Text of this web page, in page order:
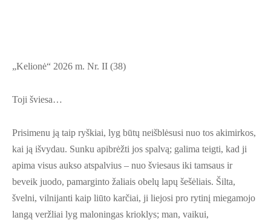
„Kelionė“ 2026 m. Nr. II (38)
Toji šviesa…
Prisimenu ją taip ryškiai, lyg būtų neišblėsusi nuo tos akimirkos,
kai ją išvydau. Sunku apibrėžti jos spalvą; galima teigti, kad ji
apima visus aukso atspalvius – nuo šviesaus iki tamsaus ir
beveik juodo, pamarginto žaliais obelų lapų šešėliais. Šilta,
švelni, vilnijanti kaip liūto karčiai, ji liejosi pro rytinį miegamojo
langą veržliai lyg maloningas krioklys; man, vaikui,